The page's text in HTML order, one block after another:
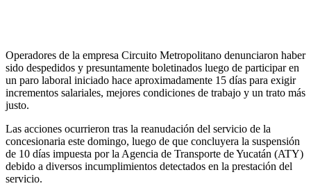
Operadores de la empresa Circuito Metropolitano denunciaron haber
sido despedidos y presuntamente boletinados luego de participar en
un paro laboral iniciado hace aproximadamente 15 días para exigir
incrementos salariales, mejores condiciones de trabajo y un trato más
justo.
Las acciones ocurrieron tras la reanudación del servicio de la
concesionaria este domingo, luego de que concluyera la suspensión
de 10 días impuesta por la Agencia de Transporte de Yucatán (ATY)
debido a diversos incumplimientos detectados en la prestación del
servicio.